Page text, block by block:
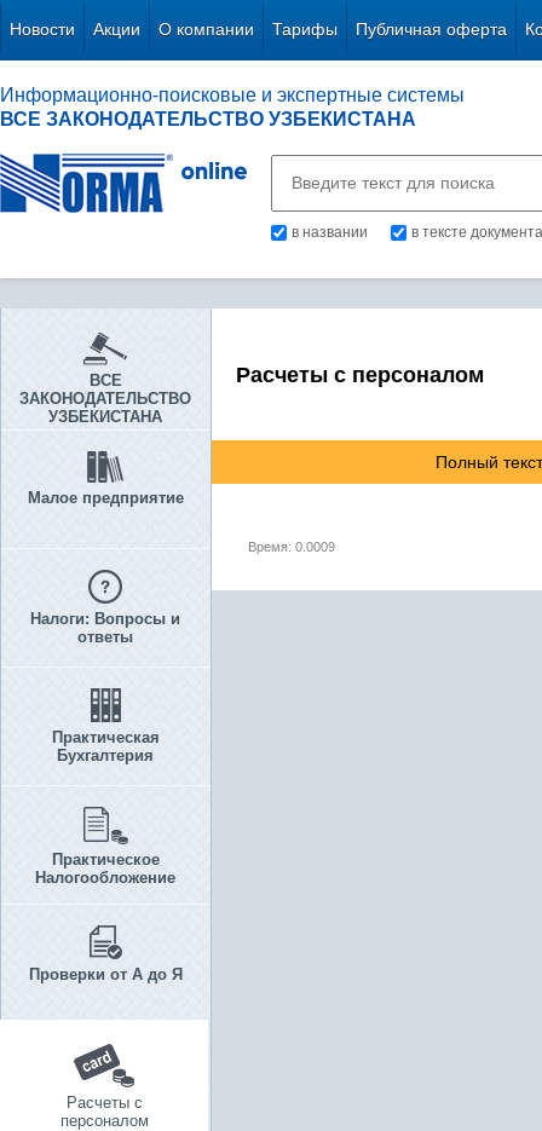
Новости Акции О компании Тарифы Публичная оферта
Информационно-поисковые и экспертные системы
ВСЕ ЗАКОНОДАТЕЛЬСТВО УЗБЕКИСТАНА
в названии в тексте документа
ВСЕ
ЗАКОНОДАТЕЛЬСТВО
УЗБЕКИСТАНА
Малое предприятие
Налоги: Вопросы и
ответы
Практическая
Бухгалтерия
Практическое
Налогообложение
Проверки от А до Я
Расчеты с
персоналом
Расчеты с персоналом
Полный
Время: 0.0009